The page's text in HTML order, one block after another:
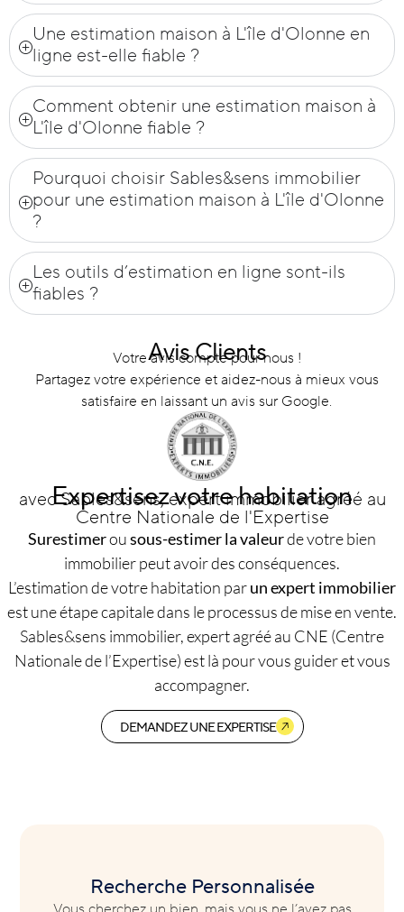
Une estimation maison à L'île d'Olonne en
ligne est-elle fiable ?
Comment obtenir une estimation maison à
L'île d'Olonne fiable ?
Pourquoi choisir Sables&sens immobilier
pour une estimation maison à L'île d'Olonne
?
Les outils d’estimation en ligne sont-ils
fiables ?
Avis Clients
Votre avis compte pour nous !
Partagez votre expérience et aidez-nous à mieux vous
satisfaire en laissant un avis sur Google.
Expertisez votre habitation
avec Sables&sens, expert immobilier agréé au
Centre Nationale de l'Expertise
Surestimerousous-estimer la valeurde votre bien
immobilier peut avoir des conséquences.
L’estimation de votre habitation parun expert immobilier
est une étape capitale dans le processus de mise en vente.
Sables&sens immobilier, expert agréé au CNE (Centre
Nationale de l’Expertise) est là pour vous guider et vous
accompagner.
DEMANDEZ UNE EXPERTISE
Recherche Personnalisée